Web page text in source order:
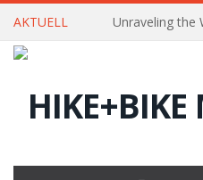
AKTUELL Unraveling the